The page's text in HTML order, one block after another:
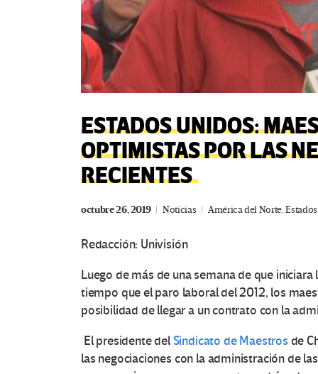
ESTADOS UNIDOS:
OPTIMISTAS POR LAS
RECIENTES
octubre 26, 2019 Noticias América del Norte,
Redacción: Univisión
Luego de más de una semana de que
tiempo que el paro laboral del 2012, los
posibilidad de llegar a un contrato con la
El presidente delSindicato de Maestros de
las negociaciones con la administración de